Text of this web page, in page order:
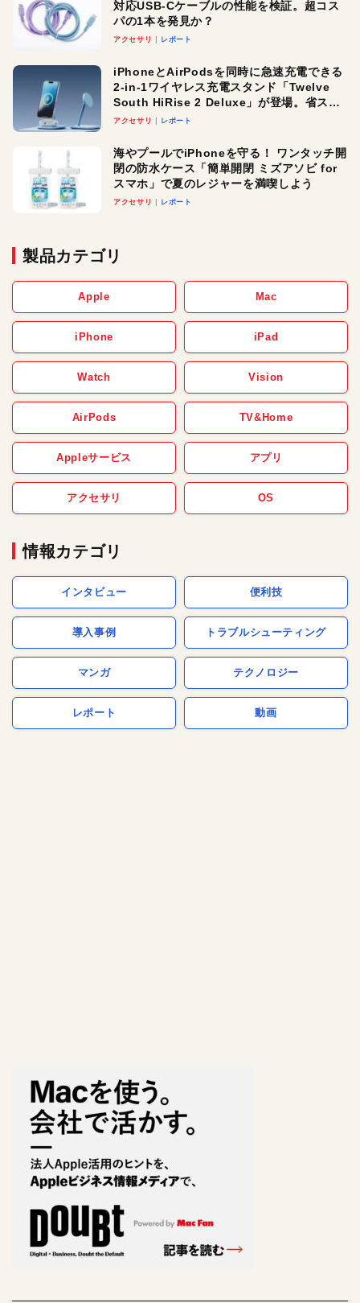
対応USB-Cケーブルの性能を検証。超コス
パの1本を発見か？
アクセサリ レポート
iPhoneとAirPodsを同時に急速充電できる
2-in-1ワイヤレス充電スタンド「Twelve
South HiRise 2 Deluxe」が登場。省スペ
ースでおしゃれに充電したい人にオスス
アクセサリ レポート
海やプールでiPhoneを守る！ ワンタッチ開
閉の防水ケース「簡単開閉 ミズアソビ for
スマホ」で夏のレジャーを満喫しよう
アクセサリ レポート
製品カテゴリ
Apple Mac
iPhone iPad
Watch Vision
AirPods TV&Home
Appleサービス アプリ
アクセサリ OS
情報カテゴリ
インタビュー 便利技
導入事例 トラブルシューティング
マンガ テクノロジー
レポート 動画